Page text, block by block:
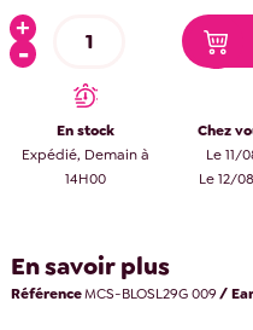
En stock
Expédié, Demain à
14H00
Chez
Le 11/
Le 12/
En savoir plus
RéférenceMCS-BLOSL29G 009 /